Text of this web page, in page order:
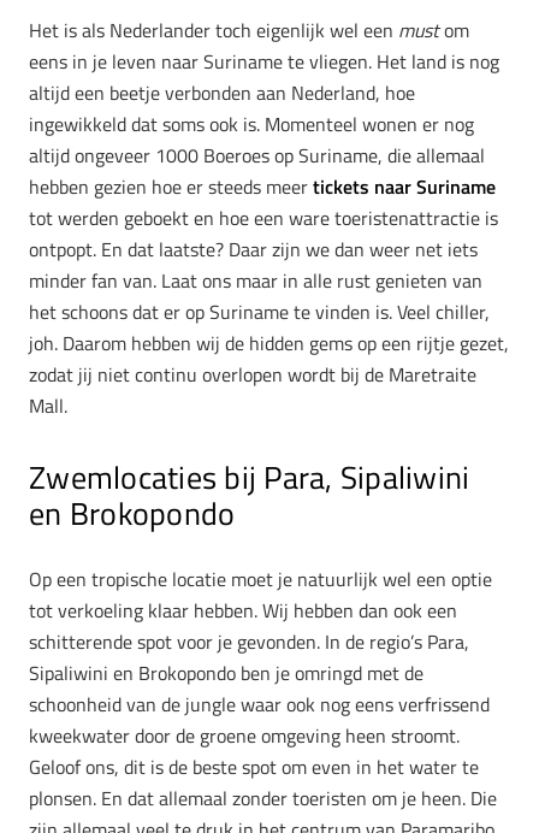
Het is als Nederlander toch eigenlijk wel een mustom
eens in je leven naar Suriname te vliegen. Het land is nog
altijd een beetje verbonden aan Nederland, hoe
ingewikkeld dat soms ook is. Momenteel wonen er nog
altijd ongeveer 1000 Boeroes op Suriname, die allemaal
hebben gezien hoe er steeds meertickets naar Suriname
tot werden geboekt en hoe een ware toeristenattractie is
ontpopt. En dat laatste? Daar zijn we dan weer net iets
minder fan van. Laat ons maar in alle rust genieten van
het schoons dat er op Suriname te vinden is. Veel chiller,
joh. Daarom hebben wij de hidden gems op een rijtje gezet,
zodat jij niet continu overlopen wordt bij de Maretraite
Mall.
Zwemlocaties bij Para, Sipaliwini
en Brokopondo
Op een tropische locatie moet je natuurlijk wel een optie
tot verkoeling klaar hebben. Wij hebben dan ook een
schitterende spot voor je gevonden. In de regio’s Para,
Sipaliwini en Brokopondo ben je omringd met de
schoonheid van de jungle waar ook nog eens verfrissend
kweekwater door de groene omgeving heen stroomt.
Geloof ons, dit is de beste spot om even in het water te
plonsen. En dat allemaal zonder toeristen om je heen. Die